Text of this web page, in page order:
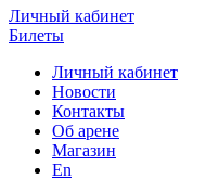
Личный кабинет
Билеты
Личный кабинет
Новости
Контакты
Об арене
Магазин
En